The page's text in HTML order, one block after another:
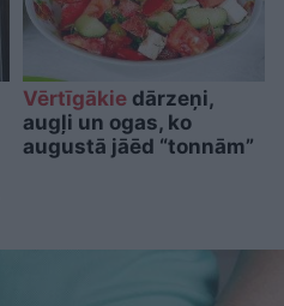
Vērtīgākiedārzeņi,
augļi un ogas, ko
augustā jāēd “tonnām”